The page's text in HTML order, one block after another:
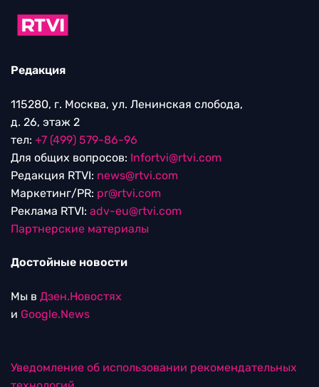
Редакция
115280, г. Москва, ул. Ленинская слобода,
д. 26, этаж 2
тел: +7 (499) 579-86-96
Для общих вопросов: Infortvi@rtvi.com
Редакция RTVI: news@rtvi.com
Маркетинг/PR: pr@rtvi.com
Реклама RTVI: adv-eu@rtvi.com
Партнерские материалы
Достойные новости
Мы в Дзен.Новостях
и Google.News
Уведомление об использовании рекомендательных